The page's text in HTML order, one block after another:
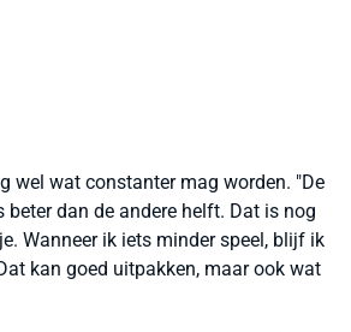
wel wat constanter mag worden. "De
beter dan de andere helft. Dat is nog
Wanneer ik iets minder speel, blijf ik
kan goed uitpakken, maar ook wat